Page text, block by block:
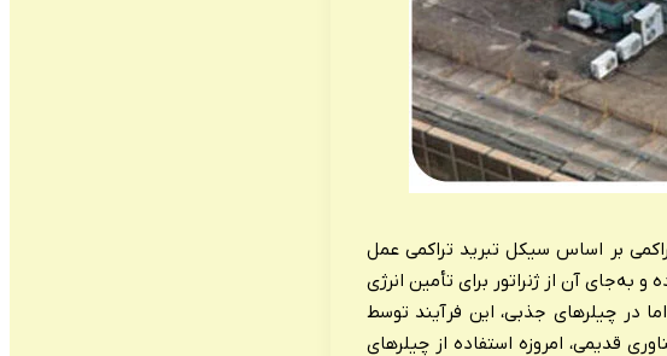
بر اساس سیکل تبرید تراکمی عمل
به‌جای آن از ژنراتور برای تأمین انرژی
در چیلرهای جذبی، این فرآیند توسط
قدیمی، امروزه استفاده از چیلرهای